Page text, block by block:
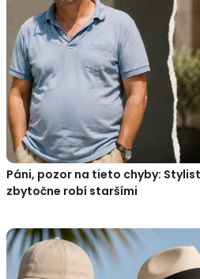
Páni, pozor na tieto chyby:
zbytočne robí staršími